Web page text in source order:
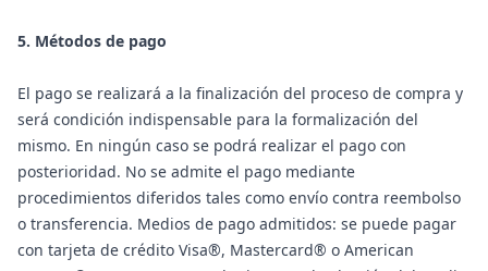
5. Métodos de pago
El pago se realizará a la finalización del proceso de compra y
será condición indispensable para la formalización del
mismo. En ningún caso se podrá realizar el pago con
posterioridad. No se admite el pago mediante
procedimientos diferidos tales como envío contra reembolso
o transferencia. Medios de pago admitidos: se puede pagar
con tarjeta de crédito Visa®, Mastercard® o American